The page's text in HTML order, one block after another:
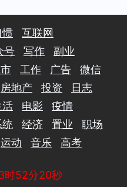
惯
互联网
号 写作
副业
工作 广告
微信
房地产 投资
日志
活 电影
疫情
统 经济 置业
职场
运动 音乐 高考
时52分21秒